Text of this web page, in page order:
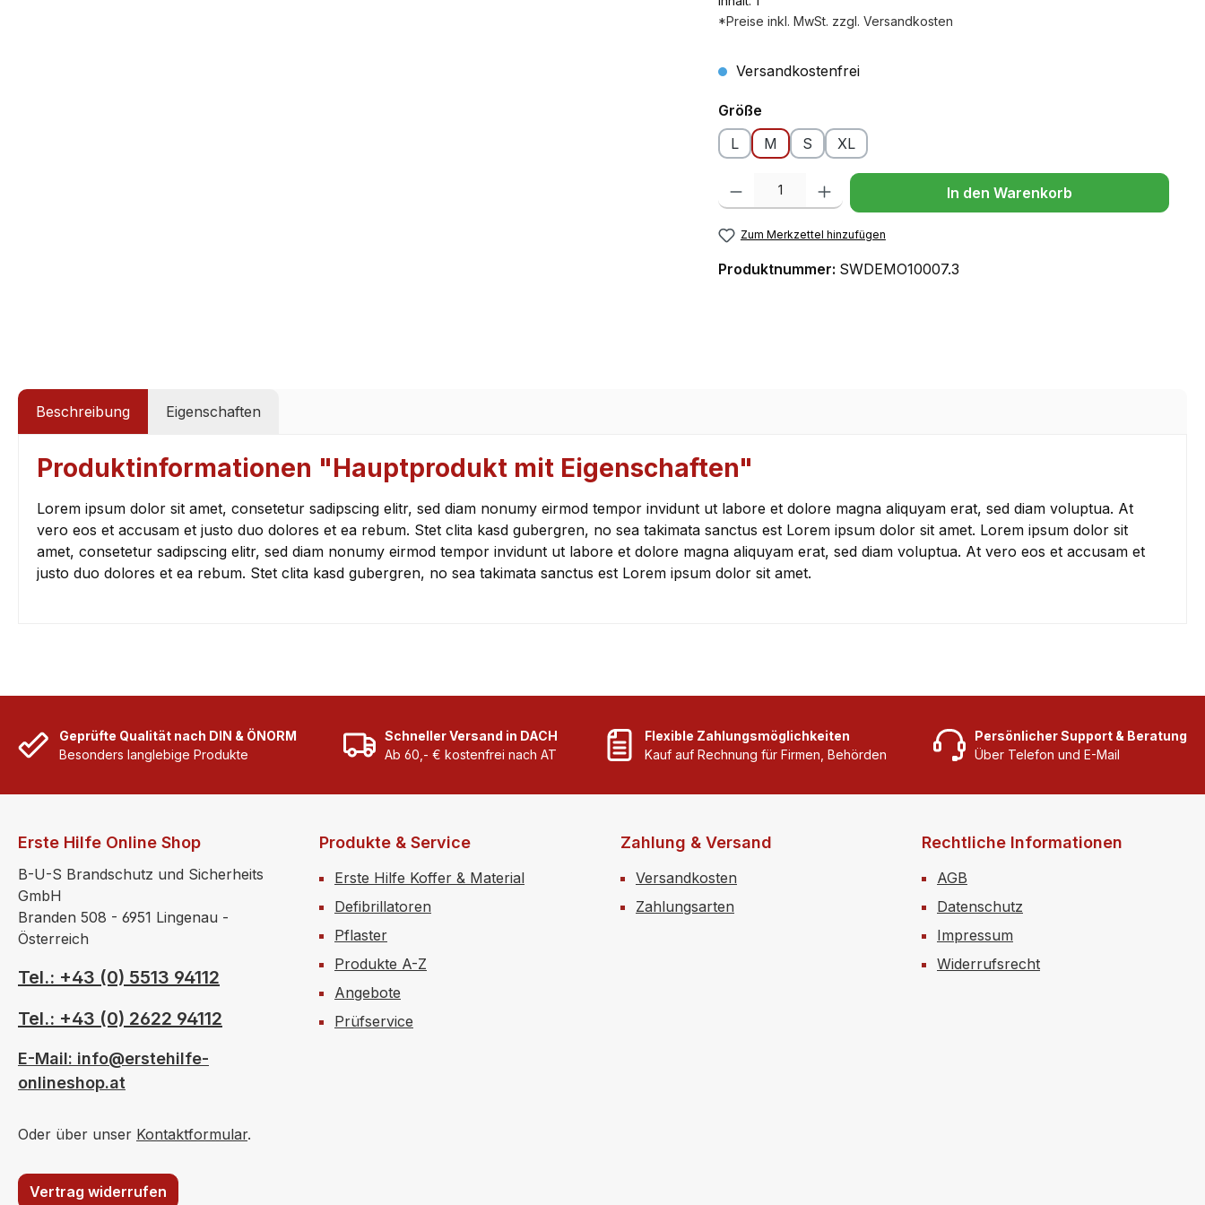
*Preise inkl. MwSt. zzgl. Versandkosten
Versandkostenfrei
Größeauswählen
L
M S XL
Produkt Anzahl: Gib den gewünschten Wert ein oder benutze die Schaltflächen
In den Warenkorb
Zum Merkzettel hinzufügen
Produktnummer: SWDEMO10007.3
Beschreibung Eigenschaften
Produktinformationen "Hauptprodukt mit Eigenschaften"
Lorem ipsum dolor sit amet, consetetur sadipscing elitr, sed diam nonumy eirmod tempor invidunt ut labore et dolore magna aliquyam erat, sed diam voluptua. At
vero eos et accusam et justo duo dolores et ea rebum. Stet clita kasd gubergren, no sea takimata sanctus est Lorem ipsum dolor sit amet. Lorem ipsum dolor sit
amet, consetetur sadipscing elitr, sed diam nonumy eirmod tempor invidunt ut labore et dolore magna aliquyam erat, sed diam voluptua. At vero eos et accusam et
justo duo dolores et ea rebum. Stet clita kasd gubergren, no sea takimata sanctus est Lorem ipsum dolor sit amet.
Geprüfte Qualität nach DIN & ÖNORM
Besonders langlebige Produkte
Schneller Versand in DACH
Ab 60,- € kostenfrei nach AT
Flexible Zahlungsmöglichkeiten
Kauf auf Rechnung für Firmen, Behörden
Persönlicher Support & Beratung
Über Telefon und E-Mail
Erste Hilfe Online Shop
B-U-S Brandschutz und Sicherheits
GmbH
Branden 508 - 6951 Lingenau -
Österreich
Tel.: +43 (0) 5513 94112
Tel.: +43 (0) 2622 94112
E-Mail: info@erstehilfe-
onlineshop.at
Oder über unser Kontaktformular.
Vertrag widerrufen
Produkte & Service
Erste Hilfe Koffer & Material
Defibrillatoren
Pflaster
Produkte A-Z
Angebote
Prüfservice
Zahlung & Versand
Versandkosten
Zahlungsarten
Rechtliche Informationen
AGB
Datenschutz
Impressum
Widerrufsrecht